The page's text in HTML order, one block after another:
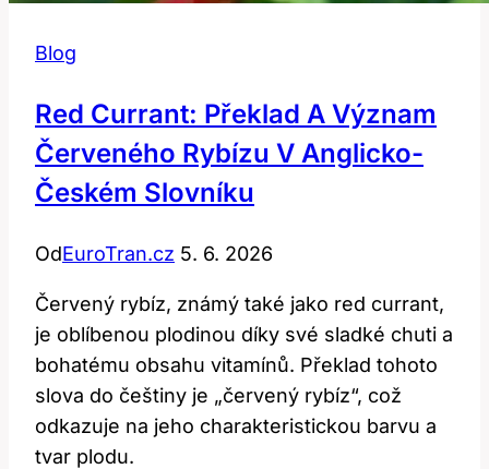
Blog
Red Currant: Překlad A Význam
Červeného Rybízu V Anglicko-
Českém Slovníku
OdEuroTran.cz 5. 6. 2026
Červený rybíz, známý také jako red currant,
je oblíbenou plodinou díky své sladké chuti a
bohatému obsahu vitamínů. Překlad tohoto
slova do češtiny je „červený rybíz“, což
odkazuje na jeho charakteristickou barvu a
tvar plodu.